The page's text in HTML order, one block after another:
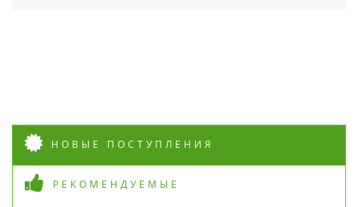
НОВЫЕ ПОСТУПЛЕНИЯ
РЕКОМЕНДУЕМЫЕ